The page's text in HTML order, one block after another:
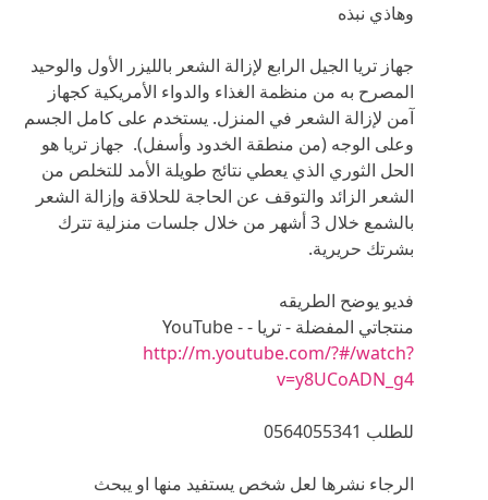
وهاذي نبذه
جهاز تريا الجيل الرابع لإزالة الشعر بالليزر الأول والوحيد
المصرح به من منظمة الغذاء والدواء الأمريكية كجهاز
آمن لإزالة الشعر في المنزل. يستخدم على كامل الجسم
وعلى الوجه (من منطقة الخدود وأسفل). جهاز تريا هو
الحل الثوري الذي يعطي نتائج طويلة الأمد للتخلص من
الشعر الزائد والتوقف عن الحاجة للحلاقة وإزالة الشعر
بالشمع خلال 3 أشهر من خلال جلسات منزلية تترك
بشرتك حريرية.
فديو يوضح الطريقه
منتجاتي المفضلة - تريا - YouTube -
http://m.youtube.com/?#/watch?
v=y8UCoADN_g4
للطلب 0564055341
الرجاء نشرها لعل شخص يستفيد منها او يبحث